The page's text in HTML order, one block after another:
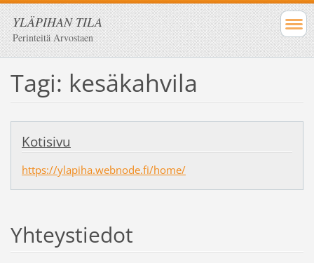
YLÄPIHAN TILA
Perinteitä Arvostaen
Tagi: kesäkahvila
Kotisivu
https://ylapiha.webnode.fi/home/
Yhteystiedot